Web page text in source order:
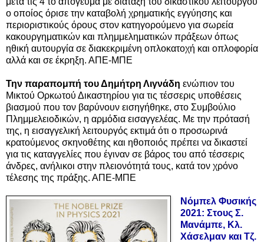
ο οποίος όρισε την καταβολή χρηματικής εγγύησης και
περιοριστικούς όρους στον κατηγορούμενο για σωρεία
κακουργηματικών και πλημμεληματικών πράξεων όπως
ηθική αυτουργία σε διακεκριμένη οπλοκατοχή και οπλοφορία
αλλά και σε έκρηξη. ΑΠΕ-ΜΠΕ
Την παραπομπή του Δημήτρη Λιγνάδη ενώπιον του
Μικτού Ορκωτού Δικαστηρίου για τις τέσσερις υποθέσεις
βιασμού που τον βαρύνουν εισηγήθηκε, στο Συμβούλιο
Πλημμελειοδικών, η αρμόδια εισαγγελέας. Με την πρότασή
της, η εισαγγελική λειτουργός εκτιμά ότι ο προσωρινά
κρατούμενος σκηνοθέτης και ηθοποιός πρέπει να δικαστεί
για τις καταγγελίες που έγιναν σε βάρος του από τέσσερις
άνδρες, ανήλικοι στην πλειονότητά τους, κατά τον χρόνο
τέλεσης της πράξης. ΑΠΕ-ΜΠΕ
Νόμπελ Φυσικής
2021: Στους Σ.
Μανάμπε, Κλ.
Χάσελμαν και Τζ.